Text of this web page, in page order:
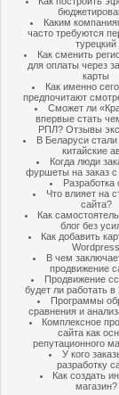
Каким
часто требуются
турецкий
Как сменить
для оплаты через
карты
Как именно
предпочитают
Сможет ли
впервые стать
РПЛ? Отзывы
В Беларуси
китайские
Когда люди
фуршеты на заказ с
Разработка
Что влияет на
сайта?
Как
блог без
Как добавить
Wordpress
В чем
продвижение
Продвижение
будет ли работать в
Программы
сравнения и
Комплексное
сайта как
репутационного
У кого
разработку
Как создать
магазин?